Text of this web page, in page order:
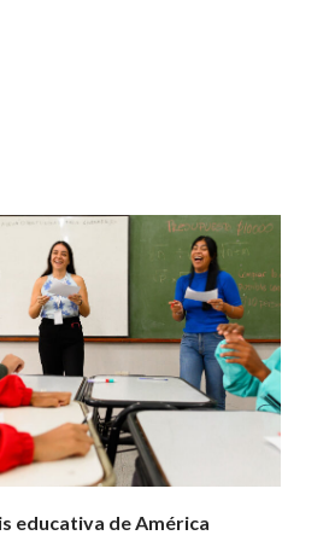
educativa de América